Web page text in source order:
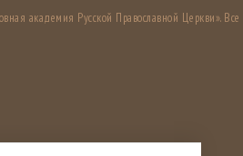
академия Русской Православной Церкви».